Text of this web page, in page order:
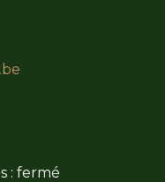
: fermé